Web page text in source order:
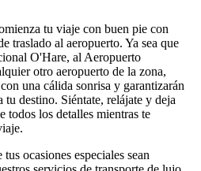
tu viaje con buen pie con
traslado al aeropuerto. Ya sea que
O'Hare, al Aeropuerto
otro aeropuerto de la zona,
una cálida sonrisa y garantizarán
destino. Siéntate, relájate y deja
todos los detalles mientras te
tus ocasiones especiales sean